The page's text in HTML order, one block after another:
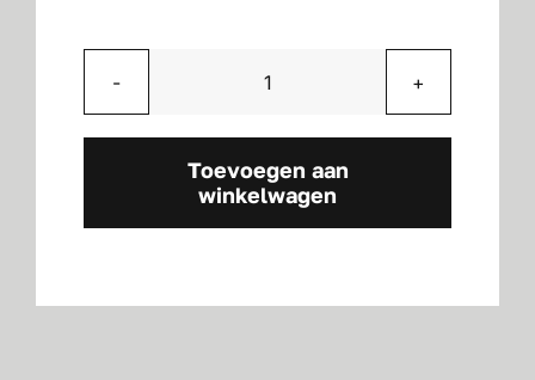
Ruby
Toevoegen aan
winkelwagen